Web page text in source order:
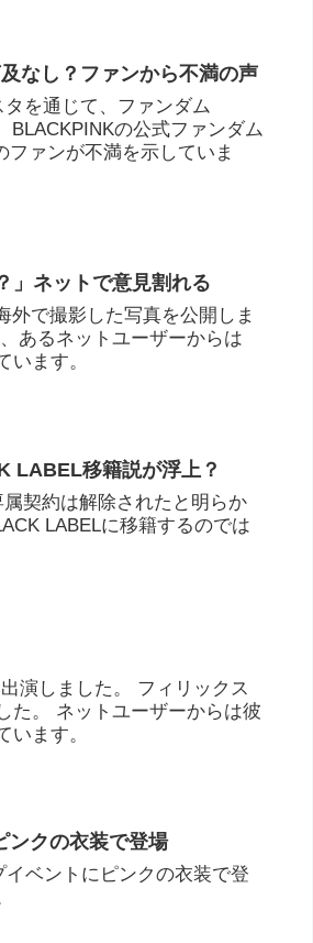
なし？ファンから不満の声
を通じて、ファンダム
BLACKPINKの公式ファンダム
ファンが不満を示していま
」ネットで意見割れる
外で撮影した写真を公開しま
あるネットユーザーからは
います。
LABEL移籍説が浮上？
契約は解除されたと明らか
LABELに移籍するのでは
演しました。 フィリックス
た。 ネットユーザーからは彼
ます。
ンクの衣装で登場
ベントにピンクの衣装で登